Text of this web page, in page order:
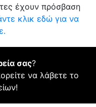
έχουν πρόσβαση
κλικ εδώ για να
σας?
να λάβετε το